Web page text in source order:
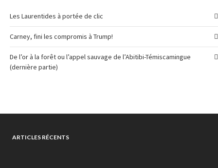
Les Laurentides à portée de clic
Carney, fini les compromis à Trump!
De l’or à la forêt ou l’appel sauvage de l’Abitibi-Témiscamingue
(dernière partie)
ARTICLES RÉCENTS